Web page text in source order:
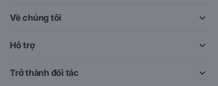
keyboard_arrow_down
Về chúng tôi
keyboard_arrow_down
Hỗ trợ
keyboard_arrow_down
Trở thành đối tác